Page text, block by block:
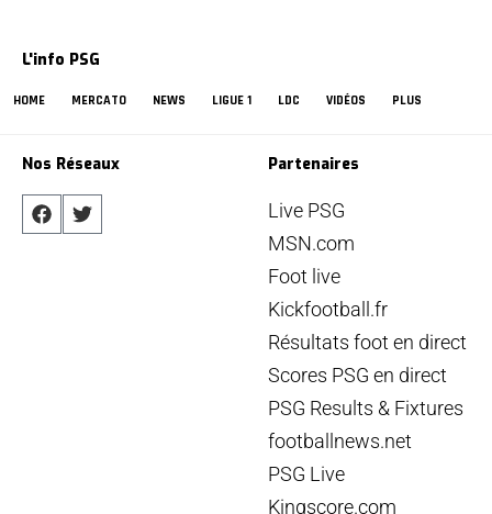
L'info PSG
HOME MERCATO NEWS LIGUE 1 LDC VIDÉOS PLUS
Nos Réseaux Partenaires
Live PSG
MSN.com
Foot live
Kickfootball.fr
Résultats foot en direct
Scores PSG en direct
PSG Results & Fixtures
footballnews.net
PSG Live
Kingscore.com